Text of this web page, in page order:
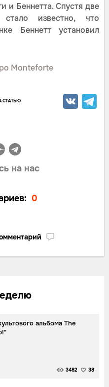
и Беннетта. Спустя две
известно, что
Беннетт установил
Monteforte
СТАТЬЮ
на нас
0
альбома The
3482 38